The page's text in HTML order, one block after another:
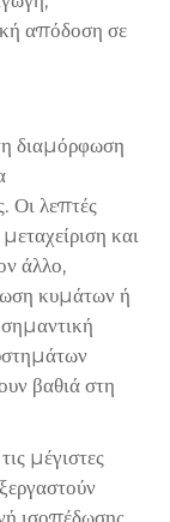
απόδοση σε
διαμόρφωση
Οι λεπτές
και
άλλο,
κυμάτων ή
βαθιά στη
μέγιστες